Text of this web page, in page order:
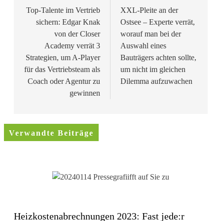
Top-Talente im Vertrieb
sichern: Edgar Knak
von der Closer
Academy verrät 3
Strategien, um A-Player
für das Vertriebsteam als
Coach oder Agentur zu
gewinnen
XXL-Pleite an der
Ostsee – Experte verrät,
worauf man bei der
Auswahl eines
Bauträgers achten sollte,
um nicht im gleichen
Dilemma aufzuwachen
Verwandte Beiträge
Heizkostenabrechnungen 2023: Fast jede:r